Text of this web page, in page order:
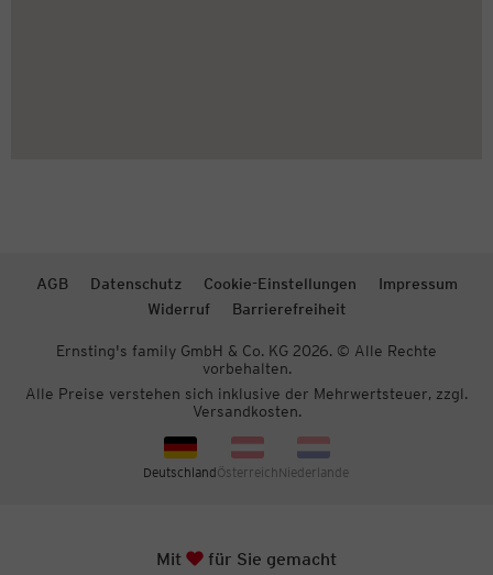
AGB Datenschutz Cookie-Einstellungen
Impressum
Widerruf
Barrierefreiheit
Ernsting's family GmbH & Co. KG 2026. © Alle Rechte
vorbehalten.
Alle Preise verstehen sich inklusive der Mehrwertsteuer, zzgl.
Versandkosten.
DeutschlandÖsterreichNiederlande
Mit Herzfür Sie gemacht